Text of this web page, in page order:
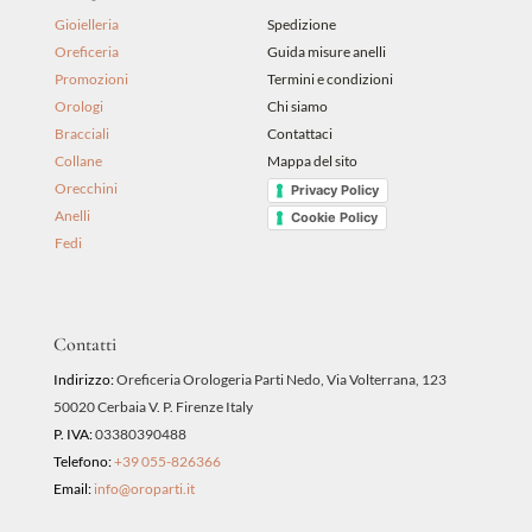
Gioielleria
Oreficeria
Promozioni
Orologi
Bracciali
Collane
Orecchini
Anelli
Fedi
Spedizione
Guida misure anelli
Termini e condizioni
Chi siamo
Contattaci
Mappa del sito
Privacy Policy
Cookie Policy
Contatti
Indirizzo:Oreficeria Orologeria Parti Nedo, Via Volterrana, 123
50020 Cerbaia V. P. Firenze Italy
P. IVA:03380390488
Telefono:+39 055-826366
Email: info@oroparti.it